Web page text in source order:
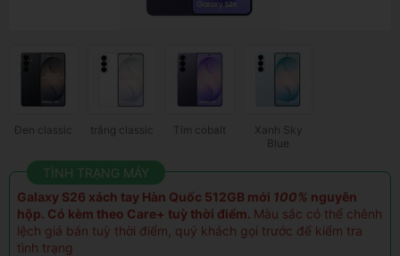
Đen classic trắng classic Tím cobalt
Xanh Sky
Blue
TÌNH TRẠNG MÁY
Galaxy S26 xách tay Hàn Quốc 512GB mới 100% nguyên
hộp. Có kèm theo Care+ tuỳ thời điểm. Màu sắc có thể chênh
lệch giá bán tuỳ thời điểm, quý khách gọi trước để kiểm tra
tình trạng